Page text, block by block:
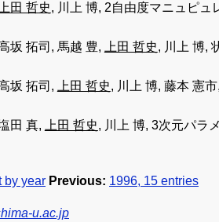
上田 哲史, 川上 博, 2自由度マニュピュ
坂 拓司, 馬越 豊, 上田 哲史, 川上 博,
坂 拓司, 上田 哲史, 川上 博, 藤本 憲
田 真, 上田 哲史, 川上 博, 3次元パラ
by year Previous: 1996, 15 entries
u.ac.jp